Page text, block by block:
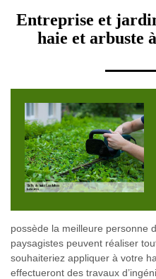
Entreprise et
haie et arbuste
possède la meilleure personne
paysagistes peuvent réaliser
souhaiteriez appliquer à votre
effectueront des travaux